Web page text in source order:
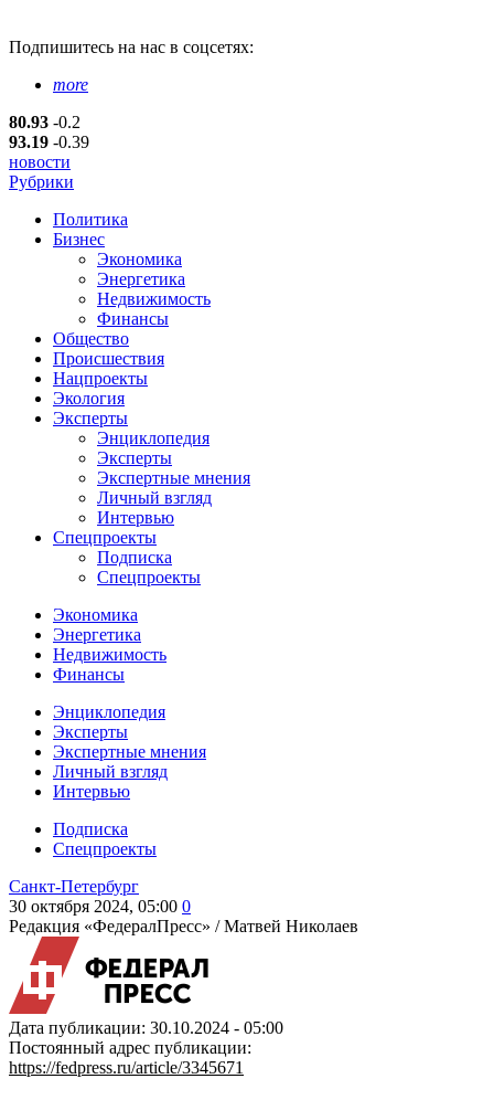
Подпишитесь на нас в соцсетях:
more
80.93 -0.2
93.19 -0.39
новости
Рубрики
Политика
Бизнес
Экономика
Энергетика
Недвижимость
Финансы
Общество
Происшествия
Нацпроекты
Экология
Эксперты
Энциклопедия
Эксперты
Экспертные мнения
Личный взгляд
Интервью
Спецпроекты
Подписка
Спецпроекты
Экономика
Энергетика
Недвижимость
Финансы
Энциклопедия
Эксперты
Экспертные мнения
Личный взгляд
Интервью
Подписка
Спецпроекты
Санкт-Петербург
30 октября 2024, 05:00 0
Редакция «ФедералПресс» /Матвей Николаев
Дата публикации: 30.10.2024 - 05:00
Постоянный адрес публикации:
https://fedpress.ru/article/3345671